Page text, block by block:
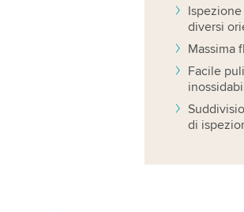
diversi
Massima
Facile
di